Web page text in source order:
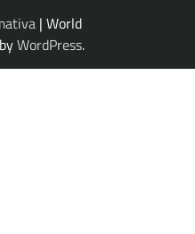
| World
WordPress.